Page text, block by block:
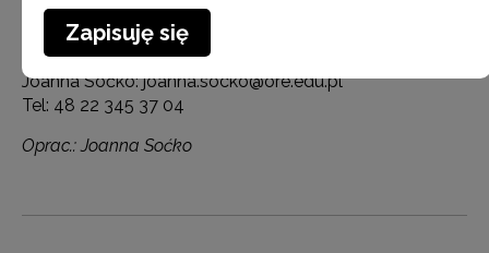
lipca 2013.
W razie pytań proszę o kontakt:
Joanna Soćko: joanna.socko@ore.edu.pl
Tel: 48 22 345 37 04
Oprac.: Joanna Soćko
Zapisuję się